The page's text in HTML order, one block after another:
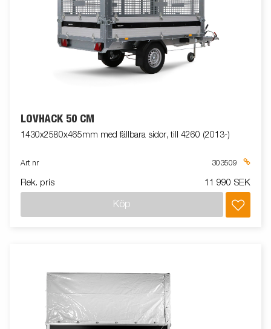
LÖVHÄCK 50 CM
1430x2580x465mm med fällbara sidor, till 4260 (2013-)
Art nr 303509
Rek. pris 11 990 SEK
Köp